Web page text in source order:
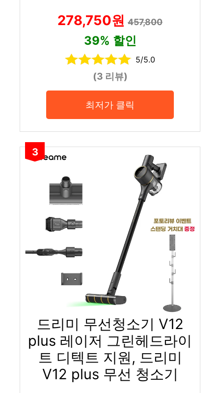
278,750원 457,800
39% 할인
5/5.0
(3 리뷰)
최저가 클릭
3
드리미 무선청소기 V12
plus 레이저 그린헤드라이
트 디텍트 지원, 드리미
V12 plus 무선 청소기